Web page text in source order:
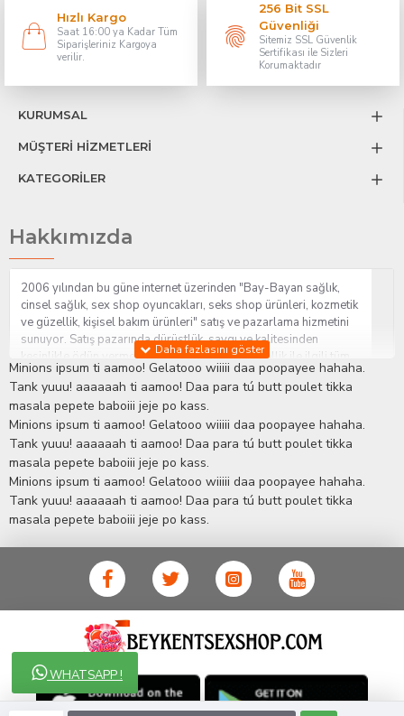
WHATSAPP !
Hızlı Kargo
Saat 16:00 ya Kadar Tüm
Siparişleriniz Kargoya
verilir.
256 Bit SSL
Güvenliği
Sitemiz SSL Güvenlik
Sertifikası ile Sizleri
Korumaktadır
KURUMSAL
MÜŞTERİ HİZMETLERİ
KATEGORİLER
Hakkımızda
2006 yılından bu güne internet üzerinden "Bay-Bayan sağlık,
cinsel sağlık, sex shop oyuncakları, seks shop ürünleri, kozmetik
ve güzellik, kişisel bakım ürünleri" satış ve pazarlama hizmetini
sunuyor. Satış pazarında dürüstlük, saygı ve kalitesinden
kesinlikle ödün vermeden hizmet sağlık ve güzellik ile ilgili tüm
sorularınıza anında cevap verebilen Yetkin ve uzman kadrosu ile
ihtiyaçlarınızı en uygun fiyat ve taksit seçenekleriyle karşılıyor.
İstanbul beylikdüzü Erotik Shop sitemizde insan odaklı çalışma
stratejimiz ile müşterilerimizin yaşamlarında mutlu, sağlıklı ve
bakımlı olmaları için onlara sağlık ve güzellik danışmanlığı
sağlıyoruz.Sex ShopAlışveriş sitemiz Erotik Shop sektöründeki
gelişmeleri ve yenilikleri çok yakından takip etmesi, yaklaşık
5000'e yakın geniş ürün yelpazesi ile Türkiye'de bu sektörde
kendi alanımızda en geniş ürün gurubuna sahip ender
mağazalardan biri olması, müşteri memnuniyetini her zaman ön
planda tutan yaklaşımcı ve yenilikçi servislerin geliştirilmesi
konusundaki becerileri ile kendisine Cinsel Ürün hayatında lider
ve kalıcı bir yer edinmiştir.
Minions ipsum ti aamoo! Gelatooo wiiiii daa poopayee hahaha.
Tank yuuu! aaaaaah ti aamoo! Daa para tú butt poulet tikka
masala pepete baboiii jeje po kass.
Minions ipsum ti aamoo! Gelatooo wiiiii daa poopayee hahaha.
Tank yuuu! aaaaaah ti aamoo! Daa para tú butt poulet tikka
masala pepete baboiii jeje po kass.
Minions ipsum ti aamoo! Gelatooo wiiiii daa poopayee hahaha.
Tank yuuu! aaaaaah ti aamoo! Daa para tú butt poulet tikka
masala pepete baboiii jeje po kass.